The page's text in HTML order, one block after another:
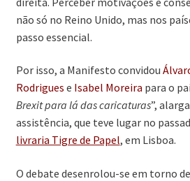
não só no Reino Unido, mas nos
passo essencial.
Por isso, a Manifesto convidou
Rodrigues e Isabel Moreira para o
Brexit para lá das caricaturas”,
assistência, que teve lugar no
livraria Tigre de Papel, em Lisboa.
O debate desenrolou-se em torno